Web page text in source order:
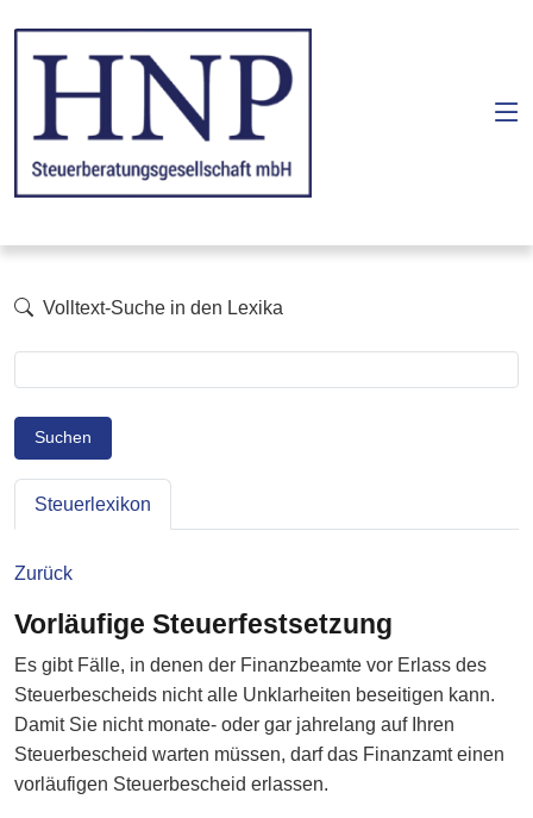
Volltext-Suche in den Lexika
Suchen
Steuerlexikon
Zurück
Vorläufige Steuerfestsetzung
Es gibt Fälle, in denen der Finanzbeamte vor Erlass des
Steuerbescheids nicht alle Unklarheiten beseitigen kann.
Damit Sie nicht monate- oder gar jahrelang auf Ihren
Steuerbescheid warten müssen, darf das Finanzamt einen
vorläufigen Steuerbescheid erlassen.